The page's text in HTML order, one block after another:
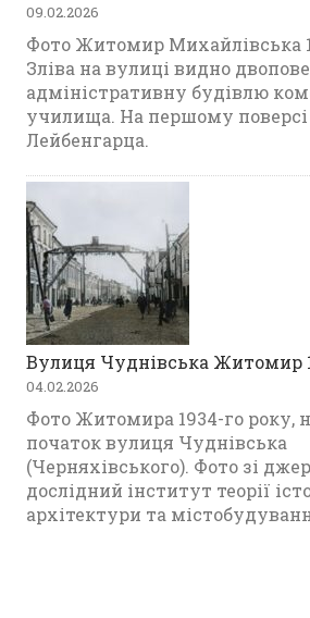
09.02.2026
Фото Житомир Михайлівська
Зліва на вулиці видно
адміністративну будівлю
училища. На першому поверсі
Лейбенгарца.
Вулиця Чуднівська Житомир
04.02.2026
Фото Житомира 1934-го року,
початок вулиця Чуднівська
(Черняхівського). Фото зі
дослідний інститут теорії
архітектури та